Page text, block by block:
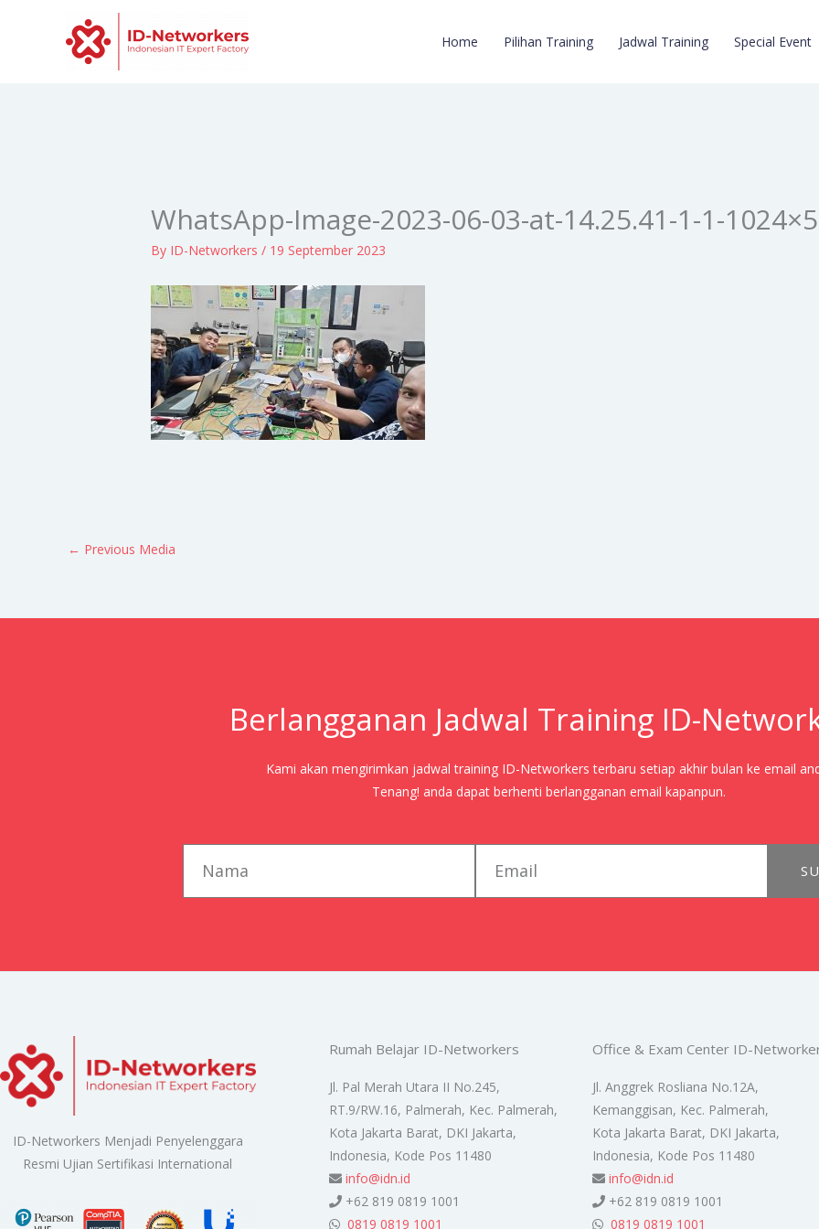
Home Pilihan Training Jadwal Training Special Event
WhatsApp-Image-2023-06-03-at-14.25.41-1-1-
By ID-Networkers/ 19 September 2023
← Previous Media
Berlangganan Jadwal Training ID-
Kami akan mengirimkan jadwal training ID-Networkers terbaru setiap akhir bulan ke email
Tenang! anda dapat berhenti berlangganan email kapanpun.
ID-Networkers Menjadi Penyelenggara
Resmi Ujian Sertifikasi International
Rumah Belajar ID-Networkers
Jl. Pal Merah Utara II No.245,
RT.9/RW.16, Palmerah, Kec. Palmerah,
Kota Jakarta Barat, DKI Jakarta,
Indonesia, Kode Pos 11480
info@idn.id
+62 819 0819 1001
0819 0819 1001
Office & Exam Center ID-
Jl. Anggrek Rosliana No.12A,
Kemanggisan, Kec. Palmerah,
Kota Jakarta Barat, DKI Jakarta,
Indonesia, Kode Pos 11480
info@idn.id
+62 819 0819 1001
0819 0819 1001